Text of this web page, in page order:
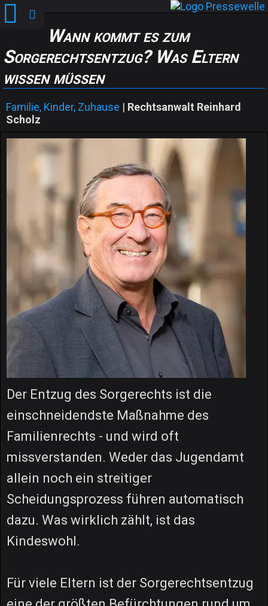
Wann kommt es zum
Sorgerechtsentzug? Was Eltern
wissen müssen
Familie, Kinder, Zuhause | Rechtsanwalt Reinhard
Scholz
Der Entzug des Sorgerechts ist die
einschneidendste Maßnahme des
Familienrechts - und wird oft
missverstanden. Weder das Jugendamt
allein noch ein streitiger
Scheidungsprozess führen automatisch
dazu. Was wirklich zählt, ist das
Kindeswohl.
Für viele Eltern ist der Sorgerechtsentzug